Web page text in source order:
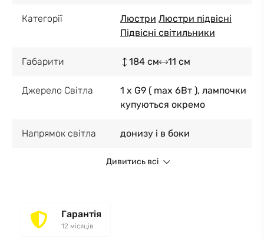
Категорії Люстри Люстри підвісні
Підвісні світильники
Габарити 184 см 11 см
Джерело Світла
1 x G9 ( max 6Вт ), лампочки
купуються окремо
Напрямок світла донизу і в боки
Дивитись всі
Гарантія
12 місяців